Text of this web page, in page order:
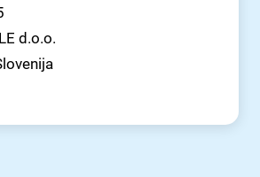
d.o.o.